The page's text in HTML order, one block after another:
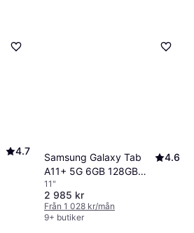
4.7
Samsung Galaxy Tab
A11+ 5G 6GB 128GB
Grey
4.6
11"
2 985 kr
Från 1 028 kr/mån
9+ butiker